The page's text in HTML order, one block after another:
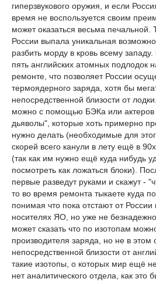
гиперзвукового оружия, и если
время не воспользуется своим
может оказаться весьма печальной.
России выпала уникальная
разбить морду в кровь всему
пять английских атомных подлодок
ремонте, что позволяет России
термоядерного заряда, хотя бы
непосредственной близости от
можно с помощью БЭКа или актеров
дьяволы", которые хоть примерно
нужно делать (необходимые для
скорей всего канули в лету ещё в
(так как им нужно ещё куда нибудь
посмотреть как ложаться блоки).
первые разведут руками и скажут -
то во время ремонта тыкаете куда
понимая что пока отстают от
носителях ЯО, но уже не
может сказать что по изотопам
производителя заряда, но не в этом
непосредственной близости от
такие изотопы, о которых мир ещё
нет аналитического отдела, как